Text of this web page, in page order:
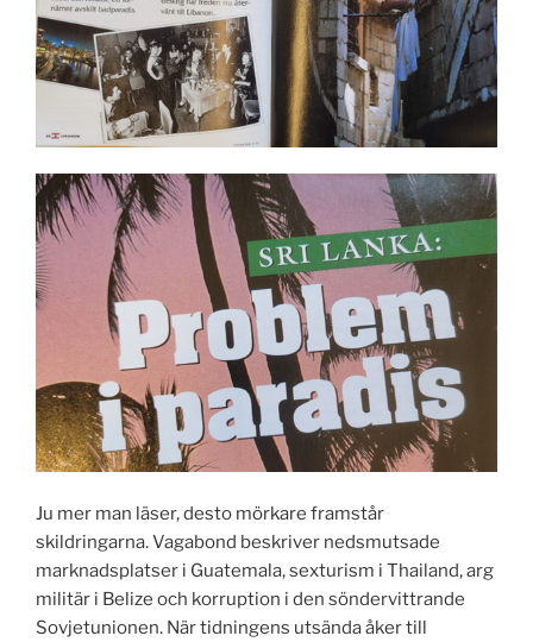
Ju mer man läser, desto mörkare framstår
skildringarna. Vagabond beskriver nedsmutsade
marknadsplatser i Guatemala, sexturism i Thailand, arg
militär i Belize och korruption i den söndervittrande
Sovjetunionen. När tidningens utsända åker till